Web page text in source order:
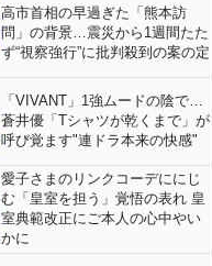
高市首相の早過ぎた「熊本訪
問」の背景…震災から1週間たた
ず“視察強行”に批判殺到の案の定
「VIVANT」1強ムードの陰で…
蒼井優「Tシャツが乾くまで」が
呼び覚ます"連ドラ本来の快感"
愛子さまのリンクコーデににじ
む「皇室を担う」覚悟の表れ 皇
室典範改正にご本人の心中やい
かに